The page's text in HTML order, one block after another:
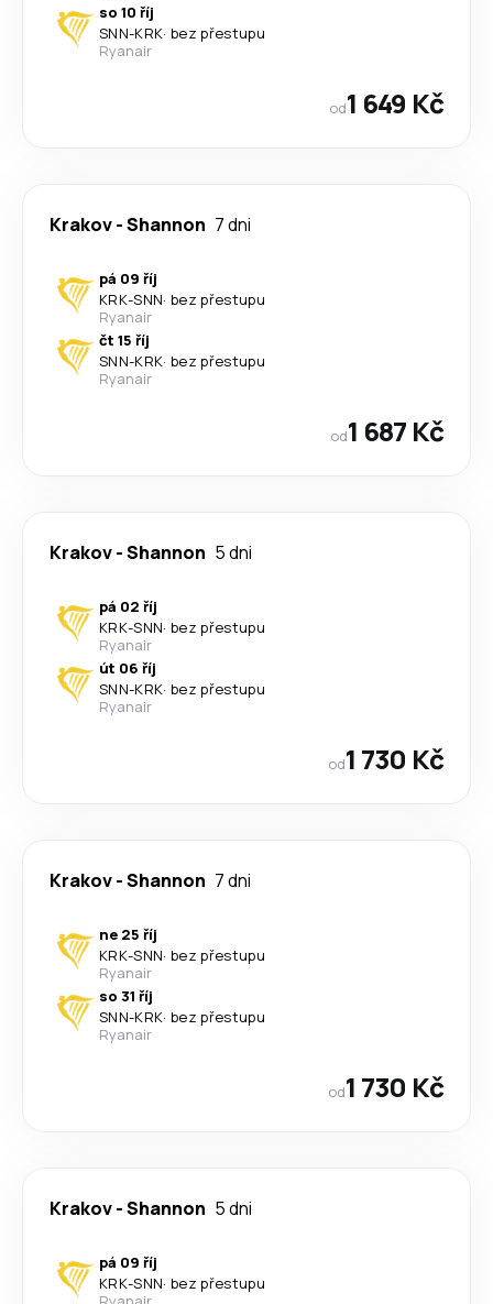
so 10 říj
SNN-KRK· bez přestupu
Ryanair
od1 649 Kč
Krakov-Shannon 7 dni
pá 09 říj
KRK-SNN· bez přestupu
Ryanair
čt 15 říj
SNN-KRK· bez přestupu
Ryanair
od1 687 Kč
Krakov-Shannon 5 dni
pá 02 říj
KRK-SNN· bez přestupu
Ryanair
út 06 říj
SNN-KRK· bez přestupu
Ryanair
od1 730 Kč
Krakov-Shannon 7 dni
ne 25 říj
KRK-SNN· bez přestupu
Ryanair
so 31 říj
SNN-KRK· bez přestupu
Ryanair
od1 730 Kč
Krakov-Shannon 5 dni
pá 09 říj
KRK-SNN· bez přestupu